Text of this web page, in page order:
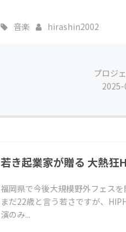
音楽 hirashin2002
プロジ
若き起業家が贈る 大熱狂
福岡県で今後大規模野外フェス
まだ22歳と言う若さですが、
演のみ...